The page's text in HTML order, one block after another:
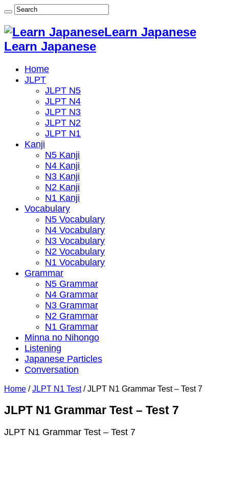
Learn Japanese
Learn Japanese
Home
JLPT
JLPT N5
JLPT N4
JLPT N3
JLPT N2
JLPT N1
Kanji
N5 Kanji
N4 Kanji
N3 Kanji
N2 Kanji
N1 Kanji
Vocabulary
N5 Vocabulary
N4 Vocabulary
N3 Vocabulary
N2 Vocabulary
N1 Vocabulary
Grammar
N5 Grammar
N4 Grammar
N3 Grammar
N2 Grammar
N1 Grammar
Minna no Nihongo
Listening
Japanese Particles
Conversation
Home / JLPT N1 Test / JLPT N1 Grammar Test – Test 7
JLPT N1 Grammar Test – Test 7
JLPT N1 Grammar Test – Test 7